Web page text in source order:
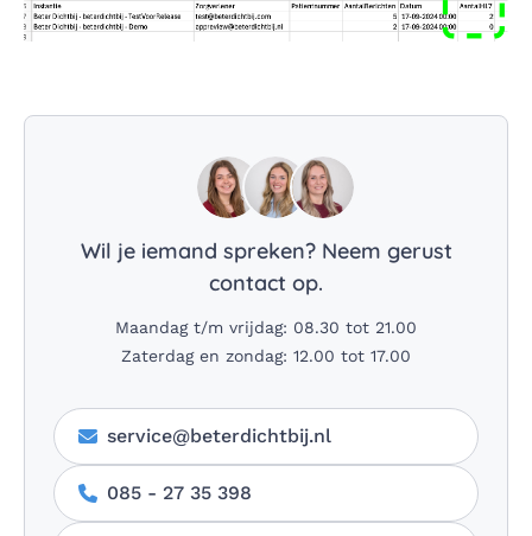
Wil je iemand spreken? Neem gerust
contact op.
Maandag t/m vrijdag: 08.30 tot 21.00
Zaterdag en zondag: 12.00 tot 17.00
service@beterdichtbij.nl
085 - 27 35 398